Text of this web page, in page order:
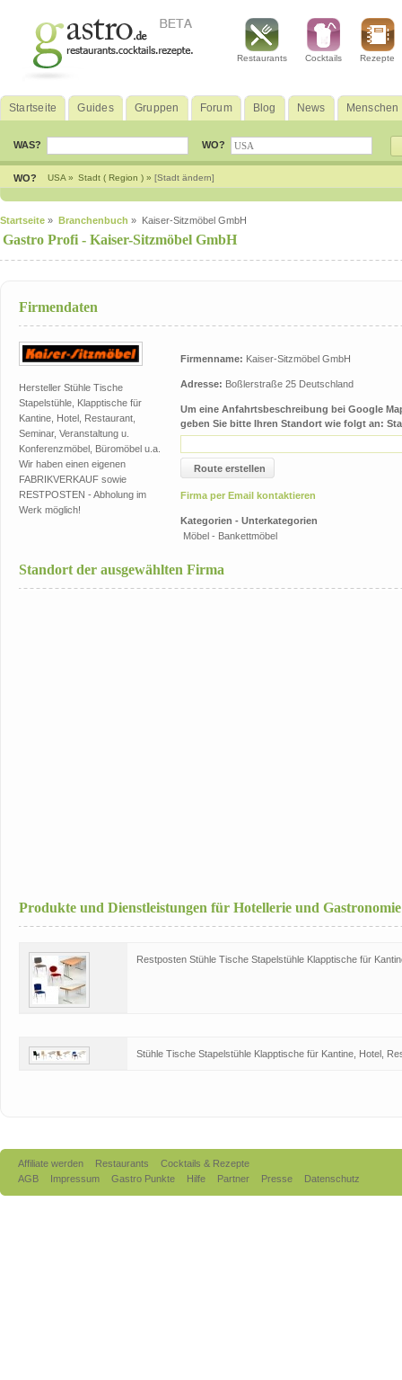
Restaurants Cocktails Rezepte
Startseite Guides Gruppen Forum Blog News Menschen
WAS? WO?
WO? USA » Stadt ( Region ) » [Stadt ändern]
Startseite » Branchenbuch » Kaiser-Sitzmöbel GmbH
Gastro Profi - Kaiser-Sitzmöbel GmbH
Firmendaten
Hersteller Stühle Tische
Stapelstühle, Klapptische für
Kantine, Hotel, Restaurant,
Seminar, Veranstaltung u.
Konferenzmöbel, Büromöbel u.a.
Wir haben einen eigenen
FABRIKVERKAUF sowie
RESTPOSTEN - Abholung im
Werk möglich!
Firmenname: Kaiser-Sitzmöbel GmbH
Adresse: Boßlerstraße 25 Deutschland
Um eine Anfahrtsbeschreibung bei Google
geben Sie bitte Ihren Standort wie folgt an:
Route erstellen
Firma per Email kontaktieren
Kategorien - Unterkategorien
Möbel - Bankettmöbel
Standort der ausgewählten Firma
Produkte und Dienstleistungen für Hotellerie und Gastronomie
Restposten Stühle Tische Stapelstühle Klapptische für
Stühle Tische Stapelstühle Klapptische für Kantine, Hotel,
Affiliate werden Restaurants
Cocktails & Rezepte
AGB
Impressum Gastro Punkte Hilfe Partner Presse Datenschutz